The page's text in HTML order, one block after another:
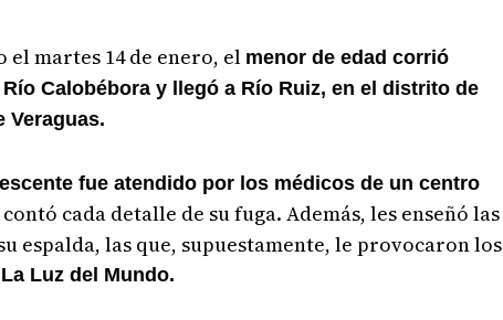
el martes 14 de enero, el menor de edad corrió
Calobébora y llegó a Río Ruiz, en el distrito de
Veraguas.
fue atendido por los médicos de un centro
cada detalle de su fuga. Además, les enseñó las
espalda, las que, supuestamente, le provocaron los
Luz del Mundo.